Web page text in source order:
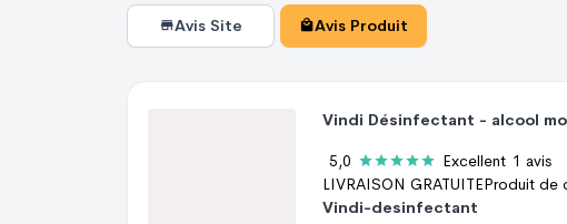
Avis Site Avis Produit
5,0 Excellent 1 avis
Vindi-desinfectant